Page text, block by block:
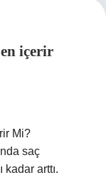
içerir
Mi?
saç
kadar arttı.